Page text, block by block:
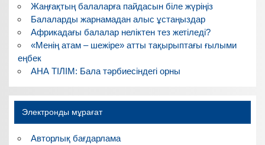
Жаңғақтың балаларға пайдасын біле жүріңіз
Балаларды жарнамадан алыс ұстаңыздар
Африкадағы балалар неліктен тез жетіледі?
«Менің атам – шежіре» атты тақырыптағы ғылыми
еңбек
АНА ТІЛІМ: Бала тәрбиесіндегі орны
Электронды мұрағат
Авторлық бағдарлама